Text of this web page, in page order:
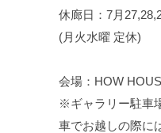
休廊日：7月
(月火水曜 定休)
会場：HOW
※ギャラリー駐車
車でお越しの際に